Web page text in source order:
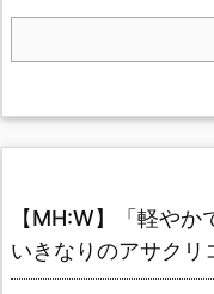
【MH:W】「軽やか
いきなりのアサクリ